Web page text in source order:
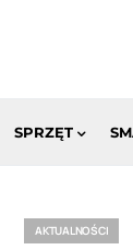
SPRZĘT
AKTUALNOŚCI